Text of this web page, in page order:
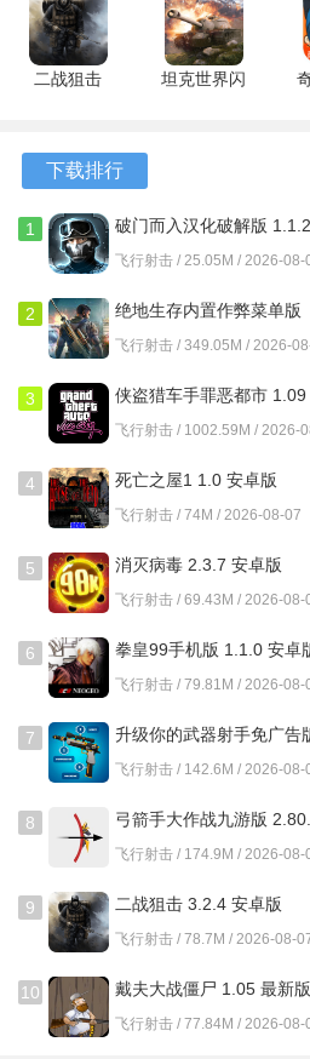
化，提升自身的战斗能力，增加
3、关卡中的敌人会根据不同的天
游戏亮点
位玩家都能感受到激烈的战斗快感
为战斗中不可或缺的助力。
依赖实力，也考验玩家的运气与策
1.每次进入副本需要消耗房主的
2.每天可以领取三次门票，门票
3.副本中的怪物组合会随每次进
4.完成挑战后，玩家将获得成就
卓版
卓版
二战狙击
坦克世界闪
下载排行
1
破门而入汉化破解版
安卓版
飞行射击 / 25.05M / 2026-08-
2
绝地生存内置作弊菜单版
5.3.44 安卓版
飞行射击 / 349.05M / 2026-
3
侠盗猎车手罪恶都市 1.09
安卓版
飞行射击 / 1002.59M / 2026-
4 死亡之屋1 1.0 安卓版
飞行射击 / 74M / 2026-08-07
5 消灭病毒 2.3.7 安卓版
飞行射击 / 69.43M / 2026-08-
6 拳皇99手机版 1.1.0 安卓
飞行射击 / 79.81M / 2026-08-
7
升级你的武器射手免广告
1.0 安卓版
飞行射击 / 142.6M / 2026-08-
8
弓箭手大作战九游版
安卓版
飞行射击 / 174.9M / 2026-08-
9 二战狙击 3.2.4 安卓版
飞行射击 / 78.7M / 2026-08-
10 戴夫大战僵尸 1.05 最新版
飞行射击 / 77.84M / 2026-08-